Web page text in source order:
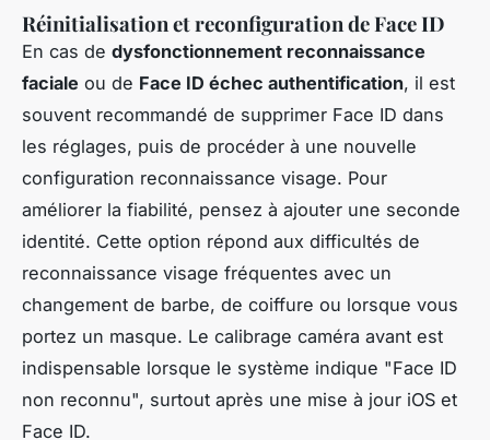
Réinitialisation et reconfiguration de Face ID
En cas de dysfonctionnement reconnaissance
faciale ou de Face ID échec authentification, il est
souvent recommandé de supprimer Face ID dans
les réglages, puis de procéder à une nouvelle
configuration reconnaissance visage. Pour
améliorer la fiabilité, pensez à ajouter une seconde
identité. Cette option répond aux difficultés de
reconnaissance visage fréquentes avec un
changement de barbe, de coiffure ou lorsque vous
portez un masque. Le calibrage caméra avant est
indispensable lorsque le système indique "Face ID
non reconnu", surtout après une mise à jour iOS et
Face ID.